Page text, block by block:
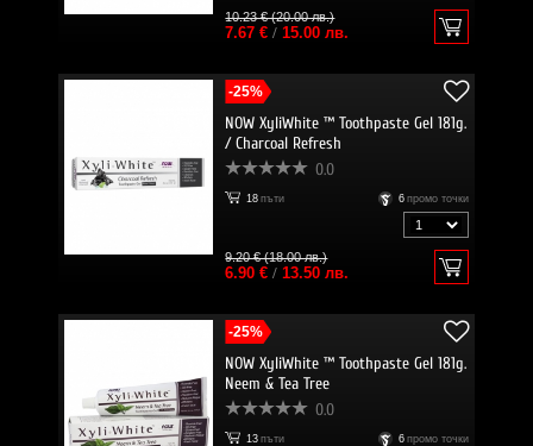
10.23 € (20.00 лв.)
7.67 €/ 15.00 лв.
-25%
NOW XyliWhite ™ Toothpaste Gel 181g.
/ Charcoal Refresh
0.0
18 пъти 6 промо точки
9.20 € (18.00 лв.)
6.90 €/ 13.50 лв.
-25%
NOW XyliWhite ™ Toothpaste Gel 181g.
Neem & Tea Tree
0.0
13 пъти 6 промо точки